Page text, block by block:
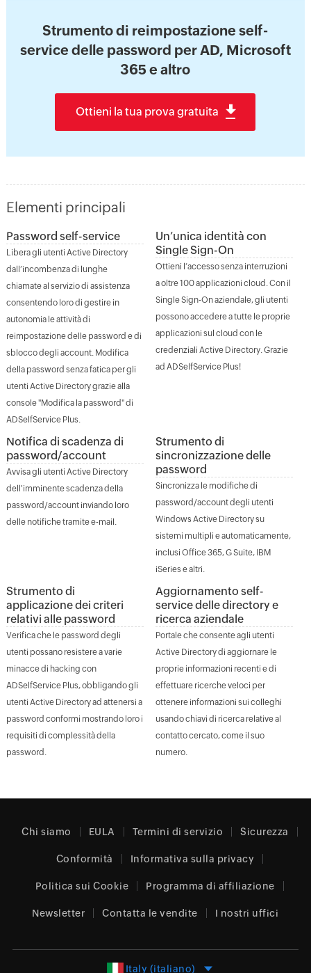
Strumento di reimpostazione self-
service delle password per AD, Microsoft
365 e altro
Ottieni la tua prova gratuita
Elementi principali
Password self-service
Libera gli utenti Active Directory
dall’incombenza di lunghe
chiamate al servizio di assistenza
consentendo loro di gestire in
autonomia le attività di
reimpostazione delle password e di
sblocco degli account. Modifica
della password senza fatica per gli
utenti Active Directory grazie alla
console "Modifica la password" di
ADSelfService Plus.
Un’unica identità con
Single Sign-On
Ottieni l’accesso senza interruzioni
a oltre 100 applicazioni cloud. Con il
Single Sign-On aziendale, gli utenti
possono accedere a tutte le proprie
applicazioni sul cloud con le
credenziali Active Directory. Grazie
ad ADSelfService Plus!
Notifica di scadenza di
password/account
Avvisa gli utenti Active Directory
dell'imminente scadenza della
password/account inviando loro
delle notifiche tramite e-mail.
Strumento di
sincronizzazione delle
password
Sincronizza le modifiche di
password/account degli utenti
Windows Active Directory su
sistemi multipli e automaticamente,
inclusi Office 365, G Suite, IBM
iSeries e altri.
Strumento di
applicazione dei criteri
relativi alle password
Verifica che le password degli
utenti possano resistere a varie
minacce di hacking con
ADSelfService Plus, obbligando gli
utenti Active Directory ad attenersi a
password conformi mostrando loro i
requisiti di complessità della
password.
Aggiornamento self-
service delle directory e
ricerca aziendale
Portale che consente agli utenti
Active Directory di aggiornare le
proprie informazioni recenti e di
effettuare ricerche veloci per
ottenere informazioni sui colleghi
usando chiavi di ricerca relative al
contatto cercato, come il suo
numero.
Chi siamo EULA Termini di servizio Sicurezza
Conformità Informativa sulla privacy
Politica sui Cookie Programma di affiliazione
Newsletter Contatta le vendite I nostri uffici
Italy (italiano)